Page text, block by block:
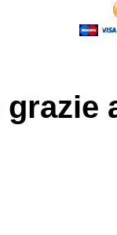
grazie